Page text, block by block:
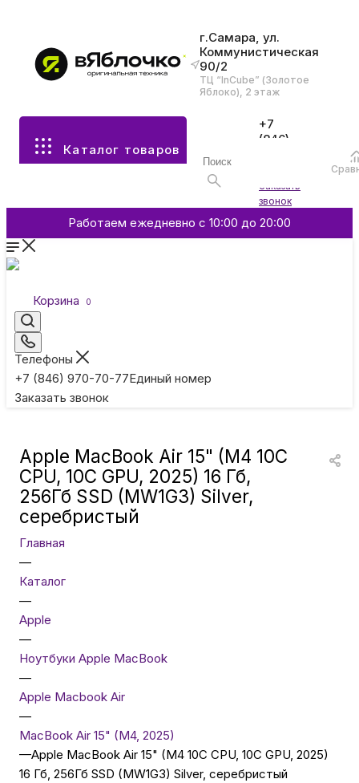
г.Самара, ул.
Коммунистическая
90/2
ТЦ “InCube” (Золотое
Яблоко), 2 этаж
Каталог товаров
+7
(846)
Заказать
звонок
Работаем ежедневно с 10:00 до 20:00
Корзина 0
Телефоны
+7 (846) 970-70-77Единый номер
Заказать звонок
Все разделы каталога
Аксессуары
Смартфоны и гаджеты
Умные кольца
Бытовая техника
Apple MacBook Air 15" (M4 10C
CPU, 10C GPU, 2025) 16 Гб,
256Гб SSD (MW1G3) Silver,
серебристый
Главная
—
Каталог
—
Apple
—
Ноутбуки Apple MacBook
—
Apple Macbook Air
—
MacBook Air 15" (M4, 2025)
—Apple MacBook Air 15" (M4 10C CPU, 10C GPU, 2025)
16 Гб, 256Гб SSD (MW1G3) Silver, серебристый